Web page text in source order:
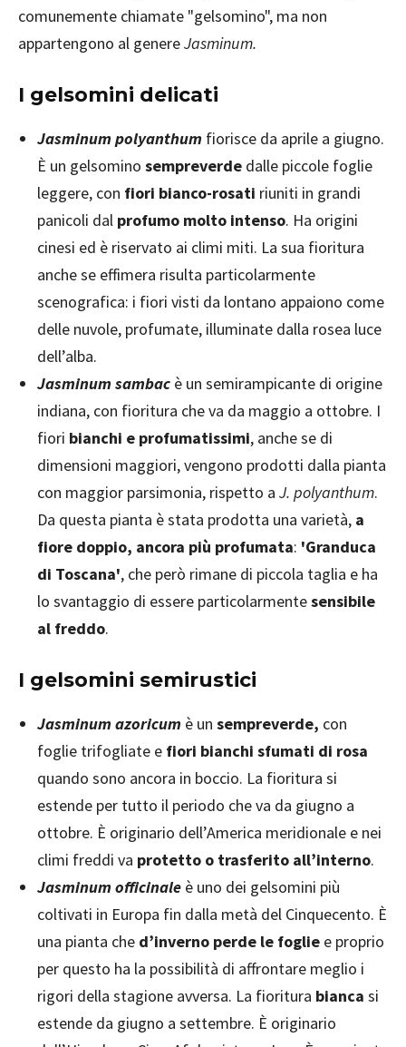
comunemente chiamate "gelsomino", ma non
appartengono al genereJasminum.
I gelsomini delicati
Jasminum polyanthum fiorisce da aprile a giugno.
È un gelsomino sempreverde dalle piccole foglie
leggere, con fiori bianco-rosati riuniti in grandi
panicoli dal profumo molto intenso. Ha origini
cinesi ed è riservato ai climi miti. La sua fioritura
anche se effimera risulta particolarmente
scenografica: i fiori visti da lontano appaiono come
delle nuvole, profumate, illuminate dalla rosea luce
dell’alba.
Jasminum sambac è un semirampicante di origine
indiana, con fioritura che va da maggio a ottobre. I
fiori bianchi e profumatissimi, anche se di
dimensioni maggiori, vengono prodotti dalla pianta
con maggior parsimonia, rispetto a J. polyanthum.
Da questa pianta è stata prodotta una varietà, a
fiore doppio, ancora più profumata: 'Granduca
di Toscana', che però rimane di piccola taglia e ha
lo svantaggio di essere particolarmentesensibile
al freddo.
I gelsomini semirustici
Jasminum azoricum è un sempreverde, con
foglie trifogliate e fiori bianchi sfumati di rosa
quando sono ancora in boccio. La fioritura si
estende per tutto il periodo che va da giugno a
ottobre. È originario dell’America meridionale e nei
climi freddi va protetto o trasferito all’interno.
Jasminum officinale è uno dei gelsomini più
coltivati in Europa fin dalla metà del Cinquecento. È
una pianta che d’inverno perde le foglie e proprio
per questo ha la possibilità di affrontare meglio i
rigori della stagione avversa. La fioritura bianca si
estende da giugno a settembre. È originario